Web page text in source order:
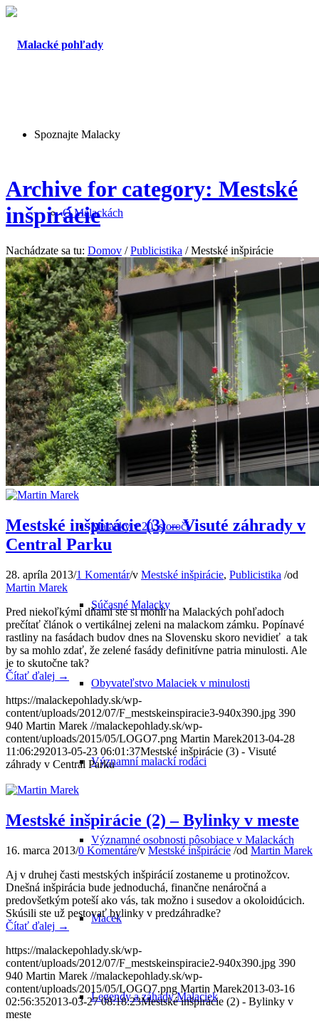
Spoznajte Malacky
O Malackách
Odkiaľ pochádza názov mesta
Malacky v minulosti
Malacky v 20. storočí
Súčasné Malacky
Obyvateľstvo Malaciek v minulosti
Významní malackí rodáci
Významné osobnosti pôsobiace v Malackách
Macek
Legendy a záhady Malaciek
Archive for category: Mestské
inšpirácie
Nachádzate sa tu: Domov / Publicistika / Mestské inšpirácie
Mestské inšpirácie (3) – Visuté záhrady v
Central Parku
28. apríla 2013/1 Komentár/v Mestské inšpirácie, Publicistika /od
Martin Marek
Pred niekoľkými dňami ste si mohli na Malackých pohľadoch
prečítať článok o vertikálnej zeleni na malackom zámku. Popínavé
rastliny na fasádach budov dnes na Slovensku skoro nevidieť a tak
by sa mohlo zdať, že zelené fasády definitívne patria minulosti. Ale
je to skutočne tak?
Čítať ďalej →
https://malackepohlady.sk/wp-
content/uploads/2012/07/F_mestskeinspiracie3-940x390.jpg 390
940 Martin Marek //malackepohlady.sk/wp-
content/uploads/2015/05/LOGO7.png Martin Marek2013-04-28
11:06:292013-05-23 06:01:37Mestské inšpirácie (3) - Visuté
záhrady v Central Parku
Mestské inšpirácie (2) – Bylinky v meste
16. marca 2013/0 Komentáre/v Mestské inšpirácie /od Martin Marek
Aj v druhej časti mestských inšpirácií zostaneme u protinožcov.
Dnešná inšpirácia bude jednoduchá, finančne nenáročná a
predovšetkým poteší ako vás, tak možno i susedov a okoloidúcich.
Skúsili ste už pestovať bylinky v predzáhradke?
Čítať ďalej →
https://malackepohlady.sk/wp-
content/uploads/2012/07/F_mestskeinspiracie2-940x390.jpg 390
940 Martin Marek //malackepohlady.sk/wp-
content/uploads/2015/05/LOGO7.png Martin Marek2013-03-16
02:56:352013-03-27 08:18:23Mestské inšpirácie (2) - Bylinky v
meste